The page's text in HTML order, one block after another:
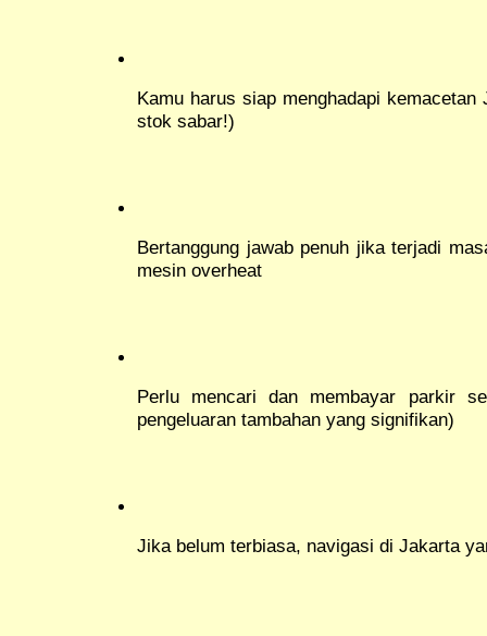
Kamu harus siap menghadapi
stok sabar!)
Bertanggung jawab penuh jika terjadi
mesin overheat
Perlu mencari dan membayar parkir
pengeluaran tambahan yang signifikan)
Jika belum terbiasa, navigasi di Jakarta